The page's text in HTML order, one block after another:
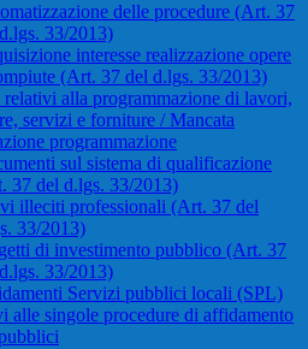
delle procedure (Art. 37
33/2013)
interesse realizzazione opere
(Art. 37 del d.lgs. 33/2013)
alla programmazione di lavori,
servizi e forniture / Mancata
programmazione
sul sistema di qualificazione
37 del d.lgs. 33/2013)
illeciti professionali (Art. 37 del
33/2013)
di investimento pubblico (Art. 37
33/2013)
Servizi pubblici locali (SPL)
alle singole procedure di affidamento